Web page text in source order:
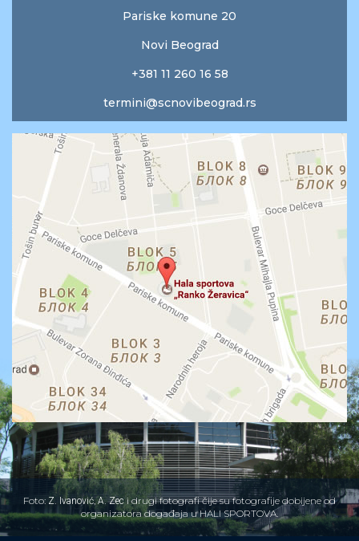
Pariske komune 20
Novi Beograd
+381 11 260 16 58
termini@scnovibeograd.rs
Foto: Z. Ivanović,A. Zeci drugi fotografi čije su fotografije dobijene od
organizatora događaja u HALI SPORTOVA.